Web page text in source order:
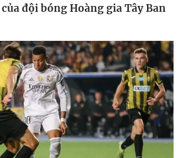
đội bóng Hoàng gia Tây Ban